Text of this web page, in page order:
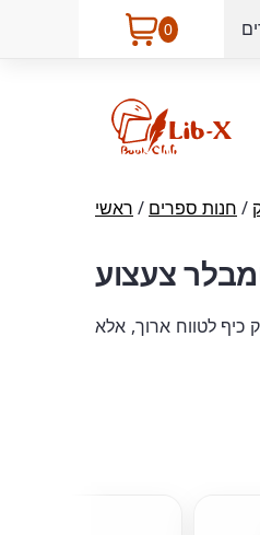
0
ראשי / חנות ספרים /
צעצוע
לטווח ארוך, אלא